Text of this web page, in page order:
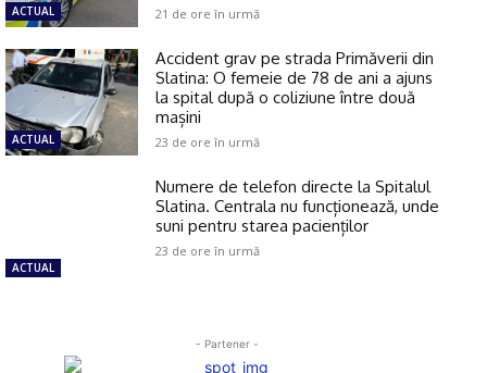
ACTUAL 21 de ore în urmă
ACTUAL
Accident grav pe strada Primăverii din
Slatina: O femeie de 78 de ani a ajuns
la spital după o coliziune între două
mașini
23 de ore în urmă
ACTUAL
Numere de telefon directe la Spitalul
Slatina. Centrala nu funcționează, unde
suni pentru starea pacienților
23 de ore în urmă
- Partener -